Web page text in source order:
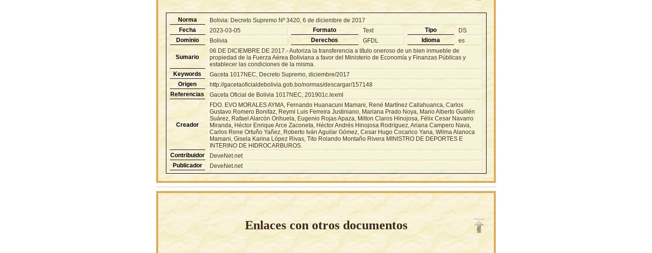
Norma
Bolivia: Decreto Supremo Nº 3420, 6 de diciembre de 2017
Fecha
2023-03-05 Formato Text Tipo
DS
Dominio
Bolivia Derechos GFDL Idioma es
Sumario
06 DE DICIEMBRE DE 2017.- Autoriza la transferencia a título oneroso de un bien inmueble de
propiedad de la Fuerza Aérea Boliviana a favor del Ministerio de Economía y Finanzas Públicas y
establecer las condiciones de la misma.
Keywords
Gaceta 1017NEC, Decreto Supremo, diciembre/2017
Origen
http://gacetaoficialdebolivia.gob.bo/normas/descargar/157148
Referencias
Gaceta Oficial de Bolivia 1017NEC, 201901c.lexml
Creador
FDO. EVO MORALES AYMA, Fernando Huanacuni Mamani, René Martínez Callahuanca, Carlos
Gustavo Romero Bonifaz, Reymi Luis Ferreira Justiniano, Mariana Prado Noya, Mario Alberto Guillén
Suárez, Rafael Alarcón Orihuela, Eugenio Rojas Apaza, Milton Claros Hinojosa, Félix Cesar Navarro
Miranda, Héctor Enrique Arce Zaconeta, Héctor Andrés Hinojosa Rodríguez, Ariana Campero Nava,
Carlos Rene Ortuño Yañez, Roberto Iván Aguilar Gómez, Cesar Hugo Cocarico Yana, Wilma Alanoca
Mamani, Gisela Karina López Rivas, Tito Rolando Montaño Rivera MINISTRO DE DEPORTES E
INTERINO DE HIDROCARBUROS.
Contribuidor
DeveNet.net
Publicador
DeveNet.net
Enlaces con otros documentos